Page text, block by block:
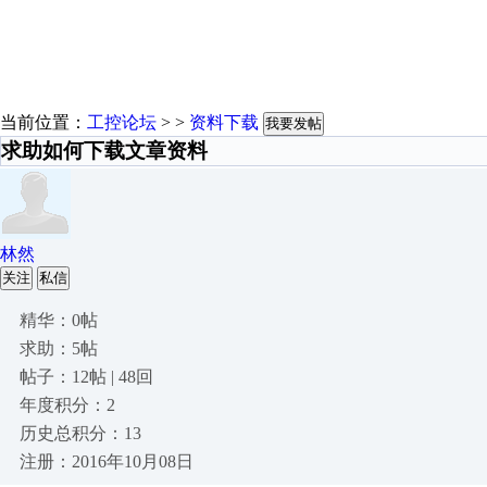
当前位置： 工控论坛 > > 资料下载 我要发帖
求助如何下载文章资料
林然
关注 私信
精华：0帖
求助：5帖
帖子：12帖 | 48回
年度积分：2
历史总积分：13
注册：2016年10月08日